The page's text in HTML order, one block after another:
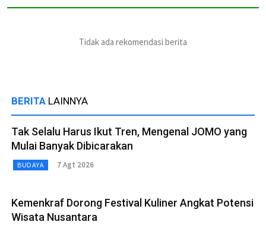
Tidak ada rekomendasi berita
BERITA LAINNYA
Tak Selalu Harus Ikut Tren, Mengenal JOMO yang
Mulai Banyak Dibicarakan
BUDAYA 7 Agt 2026
Kemenkraf Dorong Festival Kuliner Angkat Potensi
Wisata Nusantara